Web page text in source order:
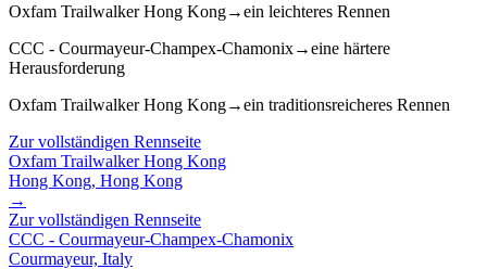
Oxfam Trailwalker Hong Kong→ein leichteres Rennen
CCC - Courmayeur-Champex-Chamonix→eine härtere
Herausforderung
Oxfam Trailwalker Hong Kong→ein traditionsreicheres Rennen
Zur vollständigen Rennseite
Oxfam Trailwalker Hong Kong
Hong Kong, Hong Kong
→
Zur vollständigen Rennseite
CCC - Courmayeur-Champex-Chamonix
Courmayeur, Italy